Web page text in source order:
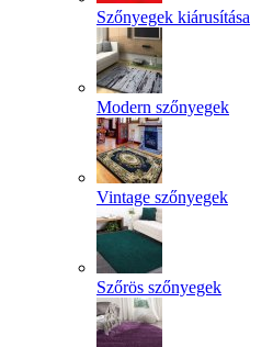
Szőnyegek kiárusítása
Modern szőnyegek
Vintage szőnyegek
Szőrös szőnyegek